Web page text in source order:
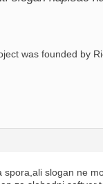
was founded by
spora,ali slogan ne